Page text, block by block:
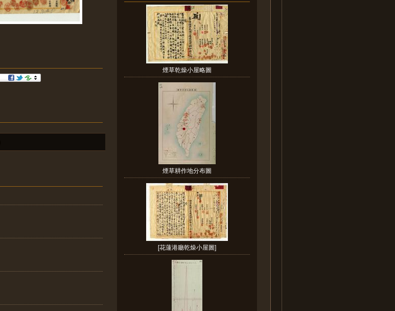
煙草乾燥小屋略圖
煙草耕作地分布圖
[花蓮港廳乾燥小屋圖]